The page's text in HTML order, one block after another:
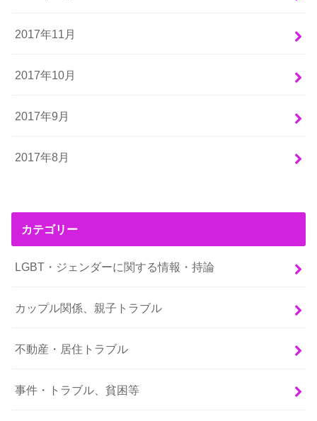
2017年11月
2017年10月
2017年9月
2017年8月
カテゴリー
LGBT・ジェンダーに関する情報・持論
カップル関係、親子トラブル
不動産・居住トラブル
事件・トラブル、貧困等